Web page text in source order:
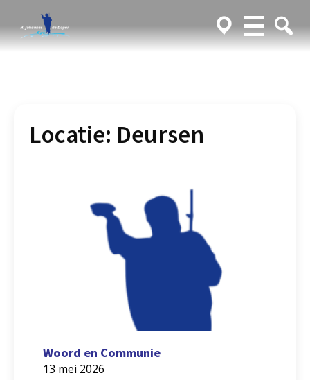
Locatie: Deursen
Woord en Communie
13 mei 2026